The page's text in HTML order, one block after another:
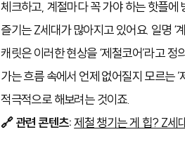
체크하고, 계절마다 꼭 가야 하는 핫플에
즐기는 Z세대가 많아지고 있어요. 일명 ‘
캐릿은 이러한 현상을 ‘제철코어’라고
가는 흐름 속에서 언제 없어질지 모르는
적극적으로 해보려는 것이죠.
🔗 관련 콘텐츠:제철 챙기는 게 힙? Z세